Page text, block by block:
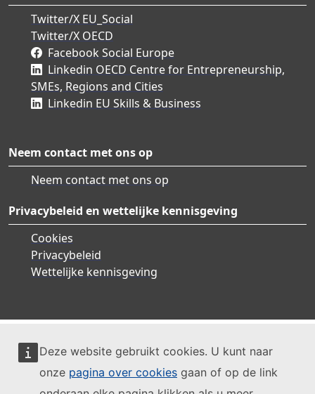
Deze website gebruikt cookies. U kunt naar
onze pagina over cookies gaan of op de link
Twitter/X EU_Social
Twitter/X OECD
Facebook Social Europe
Linkedin OECD Centre for Entrepreneurship,
SMEs, Regions and Cities
Linkedin EU Skills & Business
Neem contact met ons op
Neem contact met ons op
Privacybeleid en wettelijke kennisgeving
Cookies
Privacybeleid
Wettelijke kennisgeving